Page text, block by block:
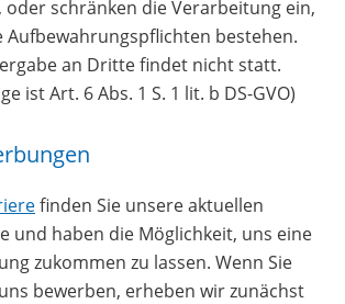
schränken die Verarbeitung ein,
Aufbewahrungspflichten bestehen.
an Dritte findet nicht statt.
ist Art. 6 Abs. 1 S. 1 lit. b DS-GVO)
finden Sie unsere aktuellen
und haben die Möglichkeit, uns eine
zukommen zu lassen. Wenn Sie
bewerben, erheben wir zunächst